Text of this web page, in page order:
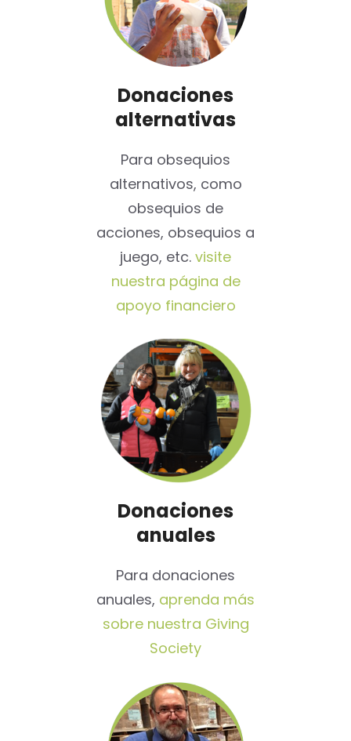
Donaciones
alternativas
Para obsequios
alternativos, como
obsequios de
acciones, obsequios a
juego, etc. visite
nuestra página de
apoyo financiero
Donaciones
anuales
Para donaciones
anuales, aprenda más
sobre nuestra Giving
Society